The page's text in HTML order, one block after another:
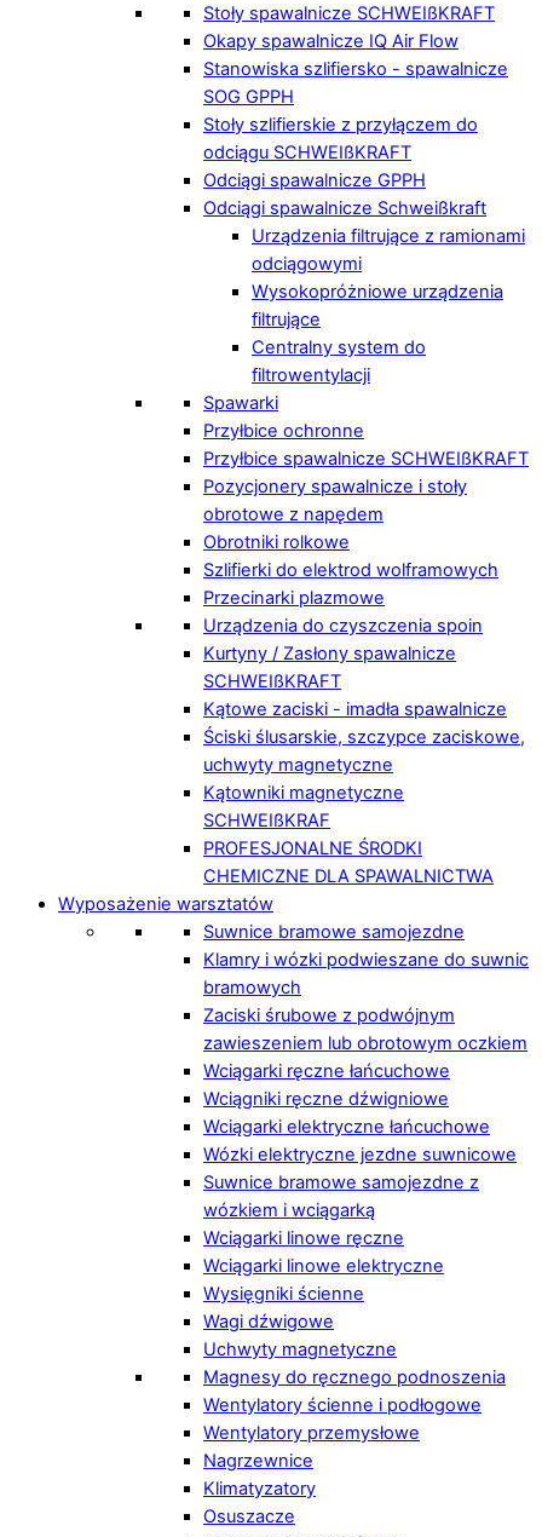
Stoły spawalnicze SCHWEIßKRAFT
Okapy spawalnicze IQ Air Flow
Stanowiska szlifiersko - spawalnicze
SOG GPPH
Stoły szlifierskie z przyłączem do
odciągu SCHWEIßKRAFT
Odciągi spawalnicze GPPH
Odciągi spawalnicze Schweißkraft
Urządzenia filtrujące z ramionami
odciągowymi
Wysokopróżniowe urządzenia
filtrujące
Centralny system do
filtrowentylacji
Spawarki
Przyłbice ochronne
Przyłbice spawalnicze SCHWEIßKRAFT
Pozycjonery spawalnicze i stoły
obrotowe z napędem
Obrotniki rolkowe
Szlifierki do elektrod wolframowych
Przecinarki plazmowe
Urządzenia do czyszczenia spoin
Kurtyny / Zasłony spawalnicze
SCHWEIßKRAFT
Kątowe zaciski - imadła spawalnicze
Ściski ślusarskie, szczypce zaciskowe,
uchwyty magnetyczne
Kątowniki magnetyczne
SCHWEIßKRAF
PROFESJONALNE ŚRODKI
CHEMICZNE DLA SPAWALNICTWA
Wyposażenie warsztatów
Suwnice bramowe samojezdne
Klamry i wózki podwieszane do suwnic
bramowych
Zaciski śrubowe z podwójnym
zawieszeniem lub obrotowym oczkiem
Wciągarki ręczne łańcuchowe
Wciągniki ręczne dźwigniowe
Wciągarki elektryczne łańcuchowe
Wózki elektryczne jezdne suwnicowe
Suwnice bramowe samojezdne z
wózkiem i wciągarką
Wciągarki linowe ręczne
Wciągarki linowe elektryczne
Wysięgniki ścienne
Wagi dźwigowe
Uchwyty magnetyczne
Magnesy do ręcznego podnoszenia
Wentylatory ścienne i podłogowe
Wentylatory przemysłowe
Nagrzewnice
Klimatyzatory
Osuszacze